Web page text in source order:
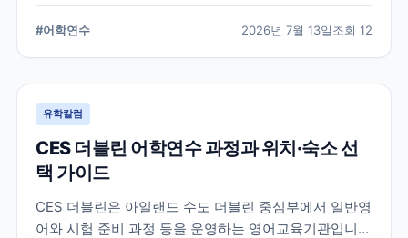
기준을 정리합니다.
#어학연수 2026년 7월 13일조회 12
유학칼럼
CES 더블린 어학연수 과정과 위치·숙소 선
택 가이드
CES 더블린은 아일랜드 수도 더블린 중심부에서 일반영
어와 시험 준비 과정 등을 운영하는 영어교육기관입니